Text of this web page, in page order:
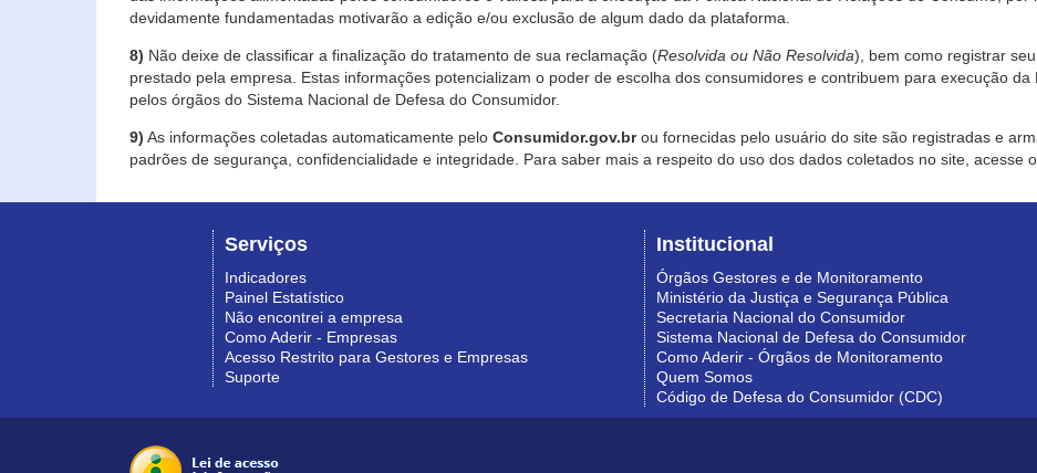
devidamente fundamentadas motivarão a edição e/ou exclusão de algum dado da plataforma.
8) Não deixe de classificar a finalização do tratamento de sua reclamação (Resolvida ou Não Resolvida), bem como registrar
prestado pela empresa. Estas informações potencializam o poder de escolha dos consumidores e contribuem para execução
pelos órgãos do Sistema Nacional de Defesa do Consumidor.
9) As informações coletadas automaticamente pelo Consumidor.gov.brou fornecidas pelo usuário do site são registradas e
padrões de segurança, confidencialidade e integridade. Para saber mais a respeito do uso dos dados coletados no site, acesse
Serviços
Indicadores
Painel Estatístico
Não encontrei a empresa
Como Aderir - Empresas
Acesso Restrito para Gestores e Empresas
Suporte
Institucional
Órgãos Gestores e de Monitoramento
Ministério da Justiça e Segurança Pública
Secretaria Nacional do Consumidor
Sistema Nacional de Defesa do Consumidor
Como Aderir - Órgãos de Monitoramento
Quem Somos
Código de Defesa do Consumidor (CDC)